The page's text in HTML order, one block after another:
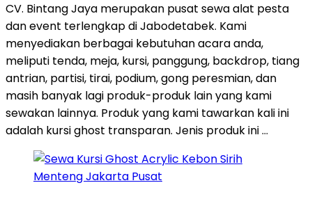
CV. Bintang Jaya merupakan pusat sewa alat pesta
dan event terlengkap di Jabodetabek. Kami
menyediakan berbagai kebutuhan acara anda,
meliputi tenda, meja, kursi, panggung, backdrop, tiang
antrian, partisi, tirai, podium, gong peresmian, dan
masih banyak lagi produk-produk lain yang kami
sewakan lainnya. Produk yang kami tawarkan kali ini
adalah kursi ghost transparan. Jenis produk ini …